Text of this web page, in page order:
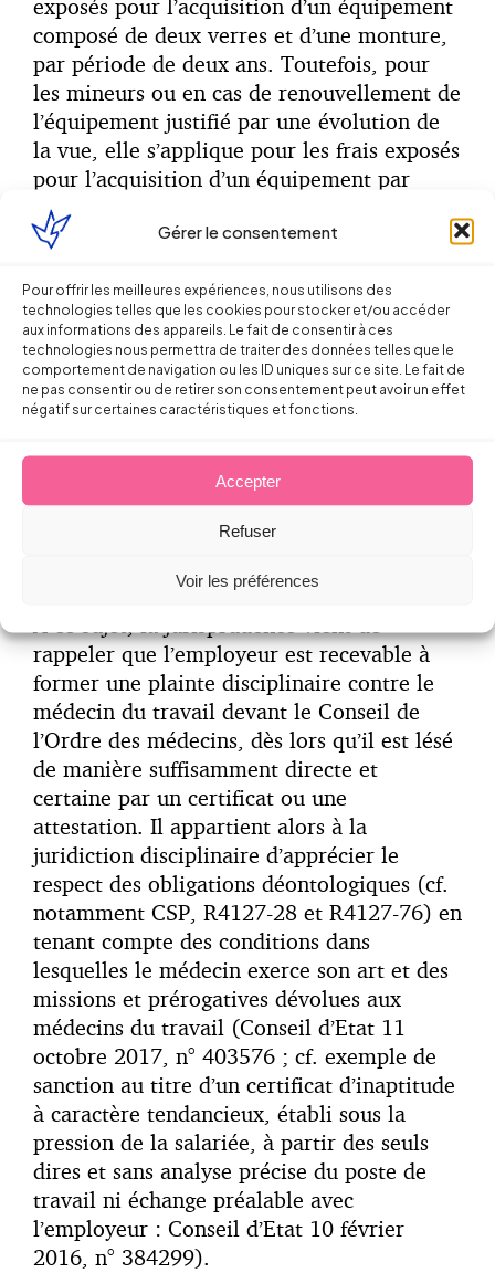
Gérer le consentement
Pour offrir les meilleures expériences, nous utilisons des
technologies telles que les cookies pour stocker et/ou accéder
aux informations des appareils. Le fait de consentir à ces
technologies nous permettra de traiter des données telles que le
comportement de navigation ou les ID uniques sur ce site. Le fait de
ne pas consentir ou de retirer son consentement peut avoir un effet
négatif sur certaines caractéristiques et fonctions.
Accepter
Refuser
Voir les préférences
exposés pour l’acquisition d’un équipement
composé de deux verres et d’une monture,
par période de deux ans. Toutefois, pour
les mineurs ou en cas de renouvellement de
l’équipement justifié par une évolution de
la vue, elle s’applique pour les frais exposés
pour l’acquisition d’un équipement par
période d’un an »).
Le fait que cette exigence soit mentionnée
par le médecin du travail a au contraire
ouvert la porte à une demande de
remboursement, ce qui illustre plus
généralement les difficultés que peuvent
poser les indications du médecin du travail
ambigüe. Les choses auraient sans doute
été différentes si dans le certificat
avait inscrit « apte sous réserve de porter
des lunettes adaptées ».
A ce sujet, la jurisprudence vient de
rappeler que l’employeur est recevable à
former une plainte disciplinaire contre le
médecin du travail devant le Conseil de
l’Ordre des médecins, dès lors qu’il est lésé
de manière suffisamment directe et
certaine par un certificat ou une
attestation. Il appartient alors à la
juridiction disciplinaire d’apprécier le
respect des obligations déontologiques (cf.
notamment CSP, R4127-28 et R4127-76) en
tenant compte des conditions dans
lesquelles le médecin exerce son art et des
missions et prérogatives dévolues aux
médecins du travail (Conseil d’Etat 11
octobre 2017, n° 403576 ; cf. exemple de
sanction au titre d’un certificat d’inaptitude
à caractère tendancieux, établi sous la
pression de la salariée, à partir des seuls
dires et sans analyse précise du poste de
travail ni échange préalable avec
l’employeur : Conseil d’Etat 10 février
2016, n° 384299).